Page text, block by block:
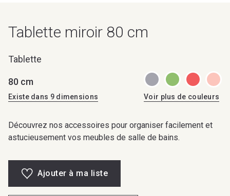
Tablette miroir 80 cm
Tablette
80 cm
Existe dans 9 dimensions Voir plus de couleurs
Découvrez nos accessoires pour organiser facilement et
astucieusement vos meubles de salle de bains.
Ajouter à ma liste